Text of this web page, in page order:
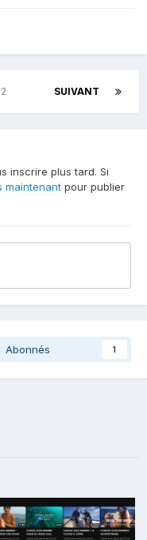
SUIVANT
inscrire plus tard. Si
maintenant pour publier
Abonnés 1